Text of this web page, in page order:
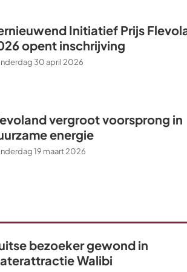
Initiatief Prijs
opent inschrijving
30 april 2026
vergroot voorsprong in
energie
19 maart 2026
bezoeker gewond in
Walibi